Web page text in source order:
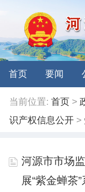
首页 要闻
当前位置: 首页 >
识产权信息公开 >
河源市市场
展“紫金蝉茶